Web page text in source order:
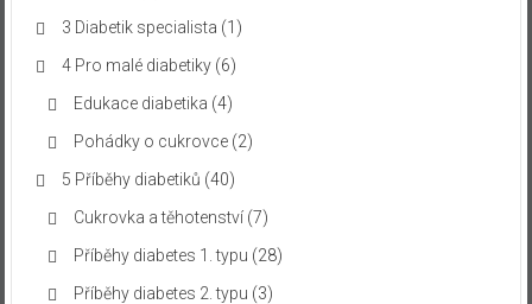
3 Diabetik specialista (1)
4 Pro malé diabetiky(6)
Edukace diabetika (4)
Pohádky o cukrovce(2)
5 Příběhy diabetiků (40)
Cukrovka a těhotenství(7)
Příběhy diabetes 1. typu (28)
Příběhy diabetes 2. typu (3)